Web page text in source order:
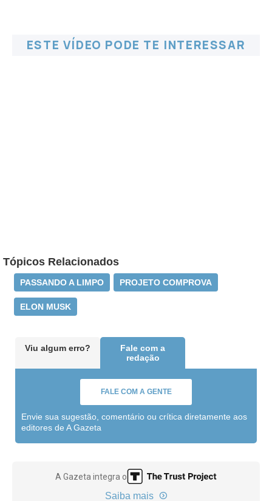
ESTE VÍDEO PODE TE INTERESSAR
Tópicos Relacionados
PASSANDO A LIMPO PROJETO COMPROVA
ELON MUSK
Viu algum erro?
Fale com a
redação
FALE COM A GENTE
Envie sua sugestão, comentário ou crítica diretamente aos
editores de A Gazeta
A Gazeta integra o
Saiba mais